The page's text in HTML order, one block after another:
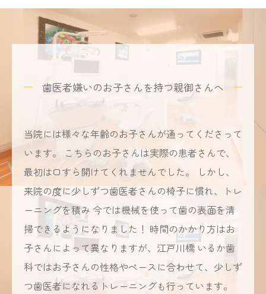
歯医者嫌いのお子さんを持つ親御さんへ
当院には様々な年齢のお子さんが通ってくださって
います。 こちらのお子さんは実際の患者さんで、
最初は口すら開けてくれませんでした。 しかし、
来院の度に少しずつ歯医者さんの椅子に慣れ、トレ
ーニングを積み 今では機械を使って歯の表面を清
掃できるようになりました！ 時間のかかり方はお
子さんによって異なりますが、江戸川橋 いるか歯
科ではお子さんの性格やペースに合わせて、少しず
つ歯医者になれるトレーニングも行っています。